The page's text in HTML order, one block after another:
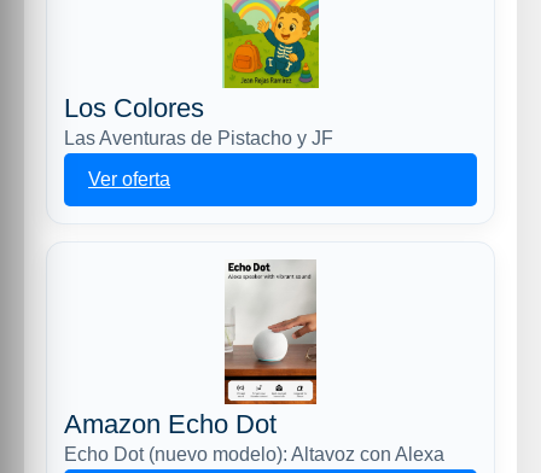
Los Colores
Las Aventuras de Pistacho y JF
Ver oferta
Amazon Echo Dot
Echo Dot (nuevo modelo): Altavoz con Alexa